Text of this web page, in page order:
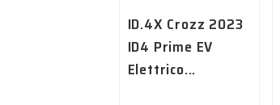
ID.4X Crozz 2023
ID4 Prime EV
Elettrico...